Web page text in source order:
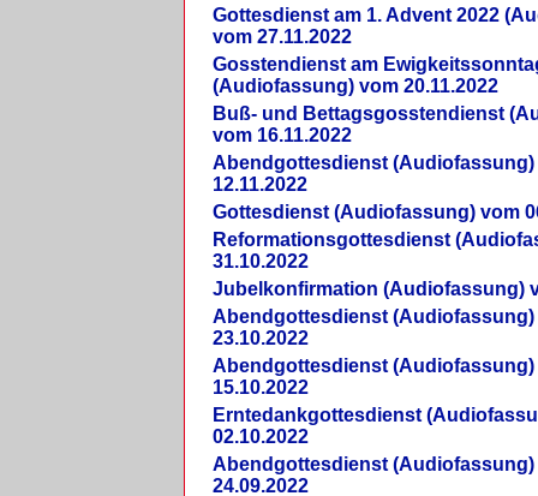
Gottesdienst am 1. Advent 2022
vom 27.11.2022
Gosstendienst am
(Audiofassung) vom 20.11.2022
Buß- und Bettagsgosstendienst
vom 16.11.2022
Abendgottesdienst (Audiofassung)
12.11.2022
Gottesdienst (Audiofassung) vom
Reformationsgottesdienst
31.10.2022
Jubelkonfirmation (Audiofassung)
Abendgottesdienst (Audiofassung)
23.10.2022
Abendgottesdienst (Audiofassung)
15.10.2022
Erntedankgottesdienst
02.10.2022
Abendgottesdienst (Audiofassung)
24.09.2022